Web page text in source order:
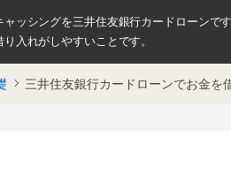
ャッシングを三井住友銀行カードローンで
り入れがしやすいことです。
三井住友銀行カードローンでお金を